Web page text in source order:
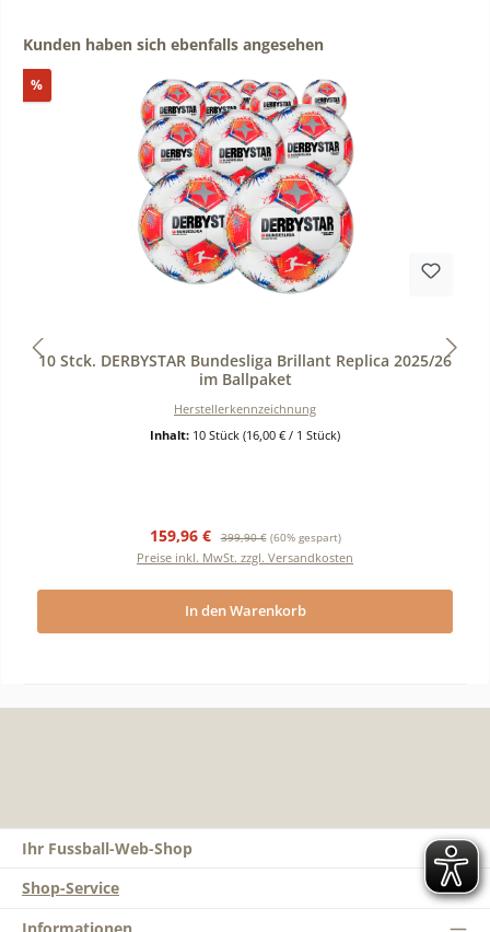
Produktgalerie überspringen
Kunden haben sich ebenfalls angesehen
%Rabatt
Durchschnittliche Bewertung von 0 von 5 Sternen
10 Stck. DERBYSTAR Bundesliga Brillant Replica 2025/26
im Ballpaket
Herstellerkennzeichnung
Inhalt: 10 Stück (16,00 € / 1 Stück)
Verkaufspreis:
159,96 € Regulärer Preis:
399,90 € (60% gespart)
Preise inkl. MwSt. zzgl. Versandkosten
In den Warenkorb
Ihr Fussball-Web-Shop
Shop-Service